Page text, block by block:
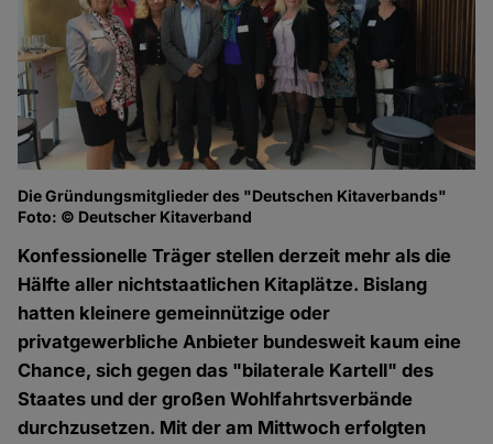
Die Gründungsmitglieder des "Deutschen Kitaverbands"
Foto: © Deutscher Kitaverband
Konfessionelle Träger stellen derzeit mehr als die
Hälfte aller nichtstaatlichen Kitaplätze. Bislang
hatten kleinere gemeinnützige oder
privatgewerbliche Anbieter bundesweit kaum eine
Chance, sich gegen das "bilaterale Kartell" des
Staates und der großen Wohlfahrtsverbände
durchzusetzen. Mit der am Mittwoch erfolgten